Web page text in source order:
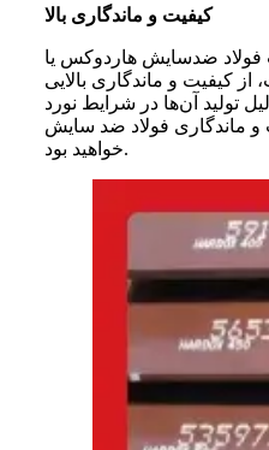
کیفیت و ماندگاری بالا
فولاد ضدسایش هاردوکس یا
کیفیت و ماندگاری بالایی
تولید آن‌ها در شرایط نورد
ماندگاری فولاد ضد سایش
خواهید بود.